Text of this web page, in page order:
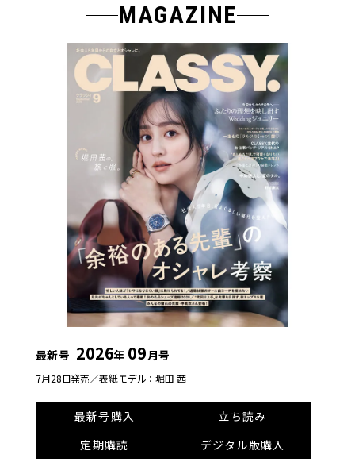
MAGAZINE
最新号 2026年 09月号
7月28日発売／表紙モデル：堀田 茜
最新号購入
立ち読み
定期購読
デジタル版購入